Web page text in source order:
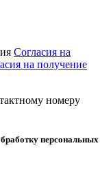
Согласия на
на получение
номеру
персональных